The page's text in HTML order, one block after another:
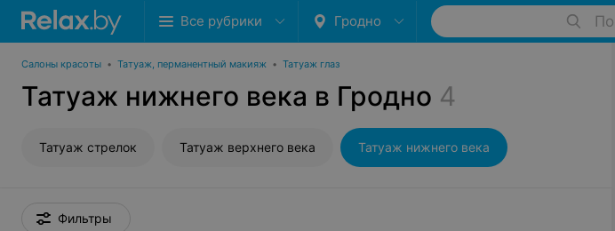
Все рубрики Гродно
Салоны красоты • Татуаж, перманентный макияж • Татуаж глаз
Татуаж нижнего века в Гродно 4
Татуаж стрелок Татуаж верхнего века Татуаж нижнего века
Фильтры